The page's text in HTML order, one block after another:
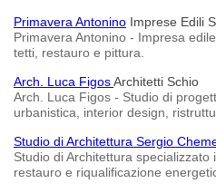
Primavera Antonino Imprese Edili
Primavera Antonino - Impresa
tetti, restauro e pittura.
Arch. Luca FigosArchitetti Schio
Arch. Luca Figos - Studio di
urbanistica, interior design,
Studio di Architettura Sergio
Studio di Architettura specializzato
restauro e riqualificazione